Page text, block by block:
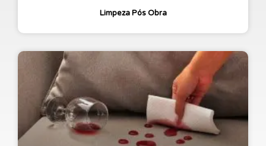
Limpeza Pós Obra